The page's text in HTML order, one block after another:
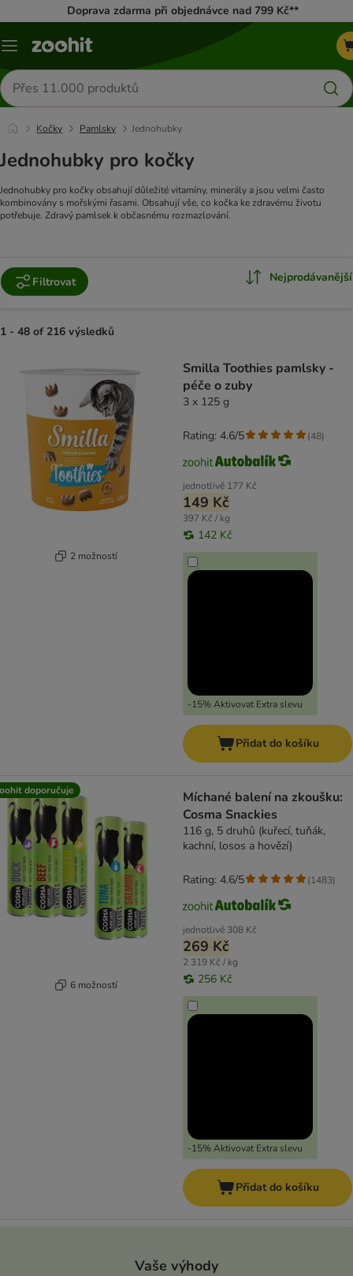
Doprava zdarma při objednávce nad 799 Kč**
Menu
Hledat
produkty
Kočky Pamlsky Jednohubky
Jednohubky pro kočky
Jednohubky pro kočky obsahují důležité vitamíny, minerály a jsou velmi často
kombinovány s mořskými řasami. Obsahují vše, co kočka ke zdravému životu
potřebuje. Zdravý pamlsek k občasnému rozmazlování.
Filtrovat Nejprodávanější
1 - 48 of 216 výsledků
2 možností
Smilla Toothies pamlsky -
péče o zuby
3 x 125 g
jednotlivě 177 Kč
149 Kč
397 Kč / kg
142 Kč
-15% Aktivovat Extra slevu
Rating: 4.6/5 (48)
Přidat do košíku
doporučuje
6 možností
Míchané balení na zkoušku:
Cosma Snackies
116 g, 5 druhů (kuřecí, tuňák,
kachní, losos a hovězí)
jednotlivě 308 Kč
269 Kč
2 319 Kč / kg
256 Kč
-15% Aktivovat Extra slevu
Rating: 4.6/5 (1483)
Přidat do košíku
Vaše výhody